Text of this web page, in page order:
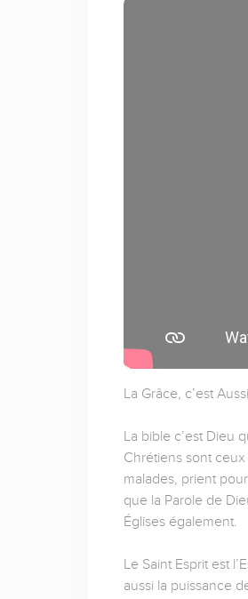
La Grâce, c’est
La bible c’est Dieu
Chrétiens sont
malades, prient
que la Parole de
Églises également.
Le Saint Esprit est
aussi la puissance